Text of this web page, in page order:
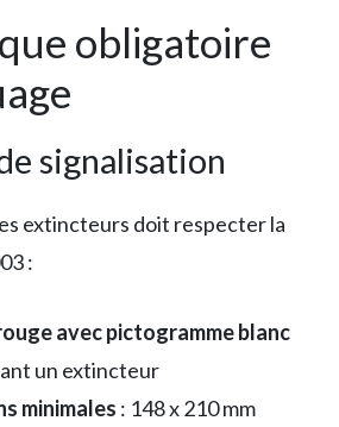
obligatoire
signalisation
extincteurs doit respecter la
:
avec pictogramme blanc
un extincteur
minimales : 148 x 210 mm